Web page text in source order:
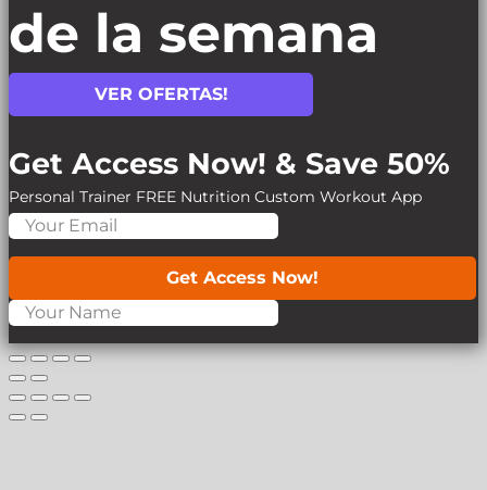
de la semana
VER OFERTAS!
Get Access Now! & Save 50%
Personal Trainer FREE Nutrition Custom Workout App
Get Access Now!